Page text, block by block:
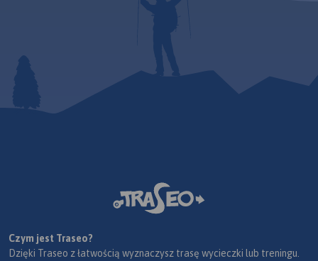
Czym jest Traseo?
Dzięki Traseo z łatwością wyznaczysz trasę wycieczki lub treningu.